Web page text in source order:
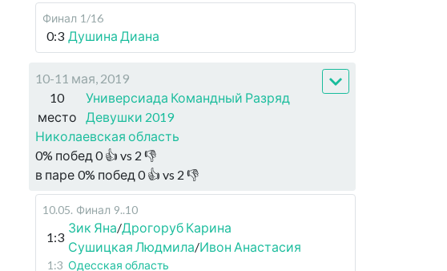
Финал 1/16
0:3 Душина Диана
10-11 мая, 2019
10
место
Универсиада Командный Разряд
Девушки 2019
Николаевская область
0% побед 0👍 vs 2 👎
в паре 0% побед 0👍 vs 2 👎
10.05. Финал 9..10
1:3
Зик Яна/Дрогоруб Карина
Сушицкая Людмила/Ивон Анастасия
1:3 Одесская область